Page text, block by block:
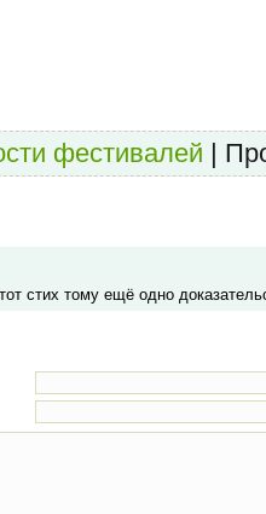
фестивалей
стих тому ещё одно